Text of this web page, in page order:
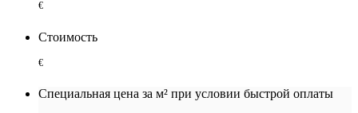
€
Стоимость
€
Специальная цена за м² при условии быстрой оплаты